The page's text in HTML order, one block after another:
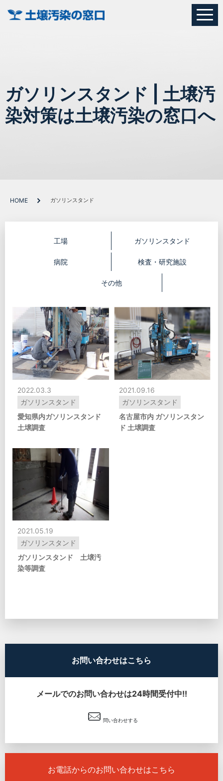
ガソリンスタンド | 土壌汚
染対策は土壌汚染の窓口へ
HOME ガソリンスタンド
工場 ガソリンスタンド
病院 検査・研究施設
その他
2022.03.3
ガソリンスタンド
愛知県内ガソリンスタンド
土壌調査
2021.09.16
ガソリンスタンド
名古屋市内 ガソリンスタン
ド 土壌調査
2021.05.19
ガソリンスタンド
ガソリンスタンド 土壌汚
染等調査
お問い合わせはこちら
メールでのお問い合わせは24時間受付中!!
問い合わせする
お電話からのお問い合わせはこちら